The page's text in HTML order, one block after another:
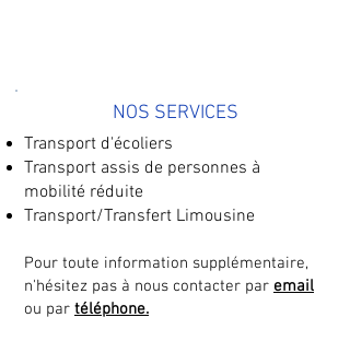
NOS SERVICES
Transport d'écoliers
Transport assis de personnes à
mobilité réduite
Transport/Transfert Limousine
Pour toute information supplémentaire,
n'hésitez pas à nous contacter par email
ou par téléphone.